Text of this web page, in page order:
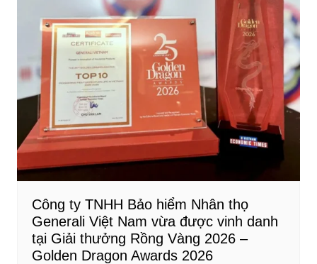
Công ty TNHH Bảo hiểm Nhân thọ
Generali Việt Nam vừa được vinh danh
tại Giải thưởng Rồng Vàng 2026 –
Golden Dragon Awards 2026